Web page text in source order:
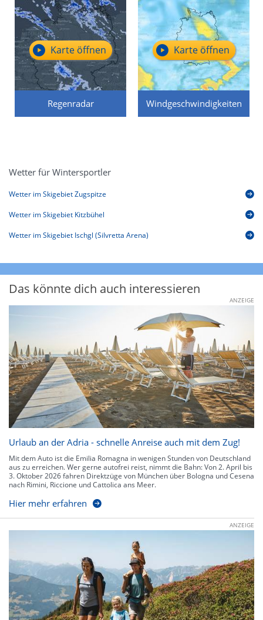
Regenradar
Karte öffnen
Windgeschwindigkeiten
Karte öffnen
Wetter für Wintersportler
Wetter im Skigebiet Zugspitze
Wetter im Skigebiet Kitzbühel
Wetter im Skigebiet Ischgl (Silvretta Arena)
Das könnte dich auch interessieren
ANZEIGE
Urlaub an der Adria - schnelle Anreise auch mit dem Zug!
Mit dem Auto ist die Emilia Romagna in wenigen Stunden von Deutschland
aus zu erreichen. Wer gerne autofrei reist, nimmt die Bahn: Von 2. April bis
3. Oktober 2026 fahren Direktzüge von München über Bologna und Cesena
nach Rimini, Riccione und Cattolica ans Meer.
Hier mehr erfahren
ANZEIGE